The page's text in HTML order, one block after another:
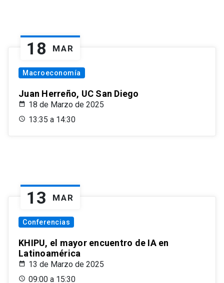
18 MAR
Macroeconomía
Juan Herreño, UC San Diego
18 de Marzo de 2025
13:35 a 14:30
13 MAR
Conferencias
KHIPU, el mayor encuentro de IA en
Latinoamérica
13 de Marzo de 2025
09:00 a 15:30